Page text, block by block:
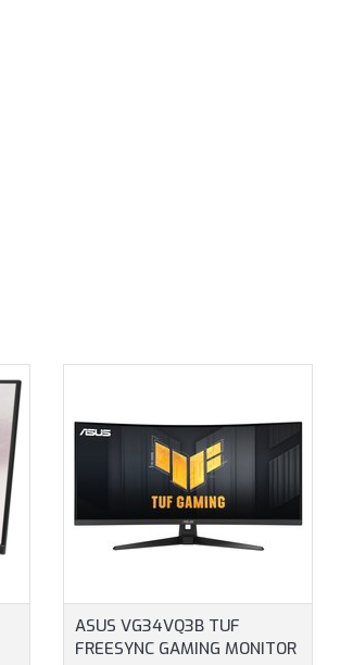
ASUS VG34VQ3B TUF
FREESYNC GAMING MONITOR